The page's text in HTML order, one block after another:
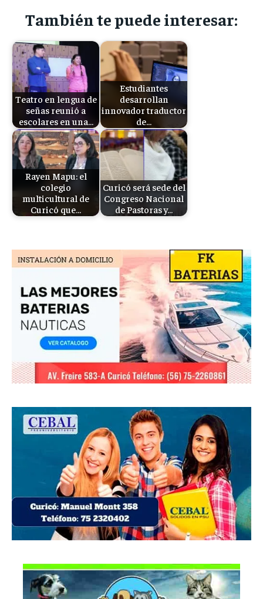
También te puede interesar:
Teatro en lengua de
señas reunió a
escolares en una…
Estudiantes
desarrollan
innovador traductor
de…
Rayen Mapu: el
colegio
multicultural de
Curicó que…
Curicó será sede del
Congreso Nacional
de Pastoras y…